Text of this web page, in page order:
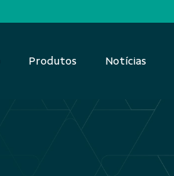
Produtos Notícias